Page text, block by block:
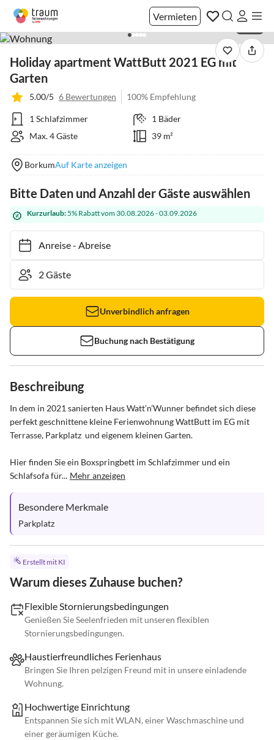
Vermieten
Holiday apartment WattButt 2021 EG mit
Garten
5.00/5 6 Bewertungen 100% Empfehlung
1 Schlafzimmer
1 Bäder
Max. 4 Gäste
39 m²
BorkumAuf Karte anzeigen
Bitte Daten und Anzahl der Gäste auswählen
Kurzurlaub:5% Rabatt vom 30.08.2026 - 03.09.2026
Anreise- Abreise
Unverbindlich anfragen
Buchung nach Bestätigung
Beschreibung
In dem in 2021 sanierten Haus Watt’n’Wunner befindet sich diese
perfekt geschnittene kleine Ferienwohnung WattButt im EG mit
Terrasse, Parkplatz  und eigenem kleinen Garten.
Hier finden Sie ein Boxspringbett im Schlafzimmer und ein
Schlafsofa für... Mehr anzeigen
Besondere Merkmale
Parkplatz
Erstellt mit KI
Warum dieses Zuhause buchen?
Flexible Stornierungsbedingungen
Genießen Sie Seelenfrieden mit unseren flexiblen
Stornierungsbedingungen.
Haustierfreundliches Ferienhaus
Bringen Sie Ihren pelzigen Freund mit in unsere einladende
Wohnung.
Hochwertige Einrichtung
Entspannen Sie sich mit WLAN, einer Waschmaschine und
einer geräumigen Küche.